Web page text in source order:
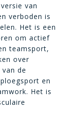
van
verboden is
Het is een
om actief
teamsport,
over
de
en
Het is